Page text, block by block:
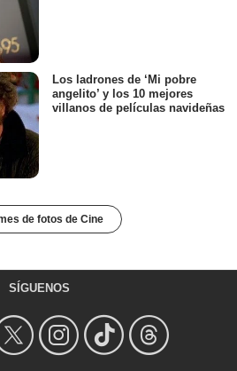
Los ladrones de ‘Mi pobre
angelito’ y los 10 mejores
villanos de películas navideñas
de fotos de Cine
SÍGUENOS